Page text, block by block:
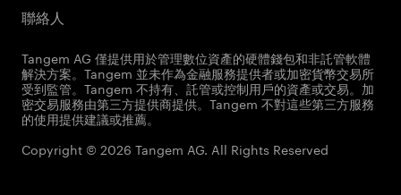
聯絡人
Tangem AG 僅提供用於管理數位資產的硬體錢包和非託管軟體
解決方案。Tangem 並未作為金融服務提供者或加密貨幣交易所
受到監管。Tangem 不持有、託管或控制用戶的資產或交易。加
密交易服務由第三方提供商提供。Tangem 不對這些第三方服務
的使用提供建議或推薦。